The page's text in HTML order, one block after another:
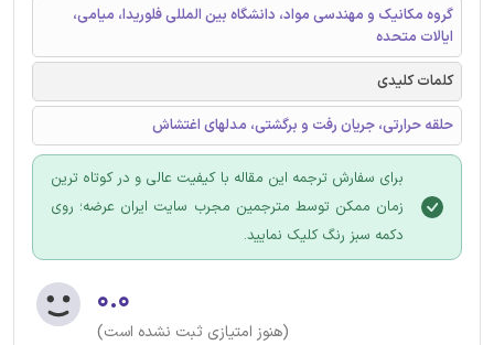
گروه مکانیک و مهندسی مواد، دانشگاه بین المللی فلوریدا، میامی،
ایالات متحده
کلمات کلیدی
حلقه حرارتی، جریان رفت و برگشتی، مدلهای اغتشاش
برای سفارش ترجمه این مقاله با کیفیت عالی و در کوتاه ترین
زمان ممکن توسط مترجمین مجرب سایت ایران عرضه؛ روی
دکمه سبز رنگ کلیک نمایید.
۰.۰
(هنوز امتیازی ثبت نشده است)